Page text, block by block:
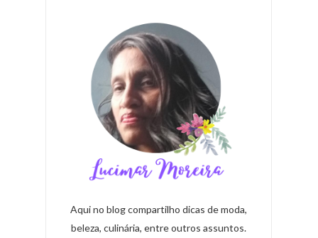
Aqui no blog compartilho dicas de moda,
beleza, culinária, entre outros assuntos.